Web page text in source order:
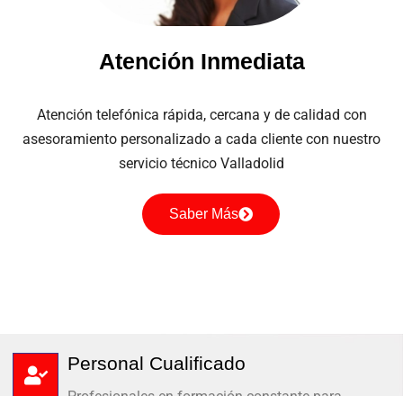
Atención Inmediata
Atención telefónica rápida, cercana y de calidad con
asesoramiento personalizado a cada cliente con nuestro
servicio técnico Valladolid
Saber Más
Personal Cualificado